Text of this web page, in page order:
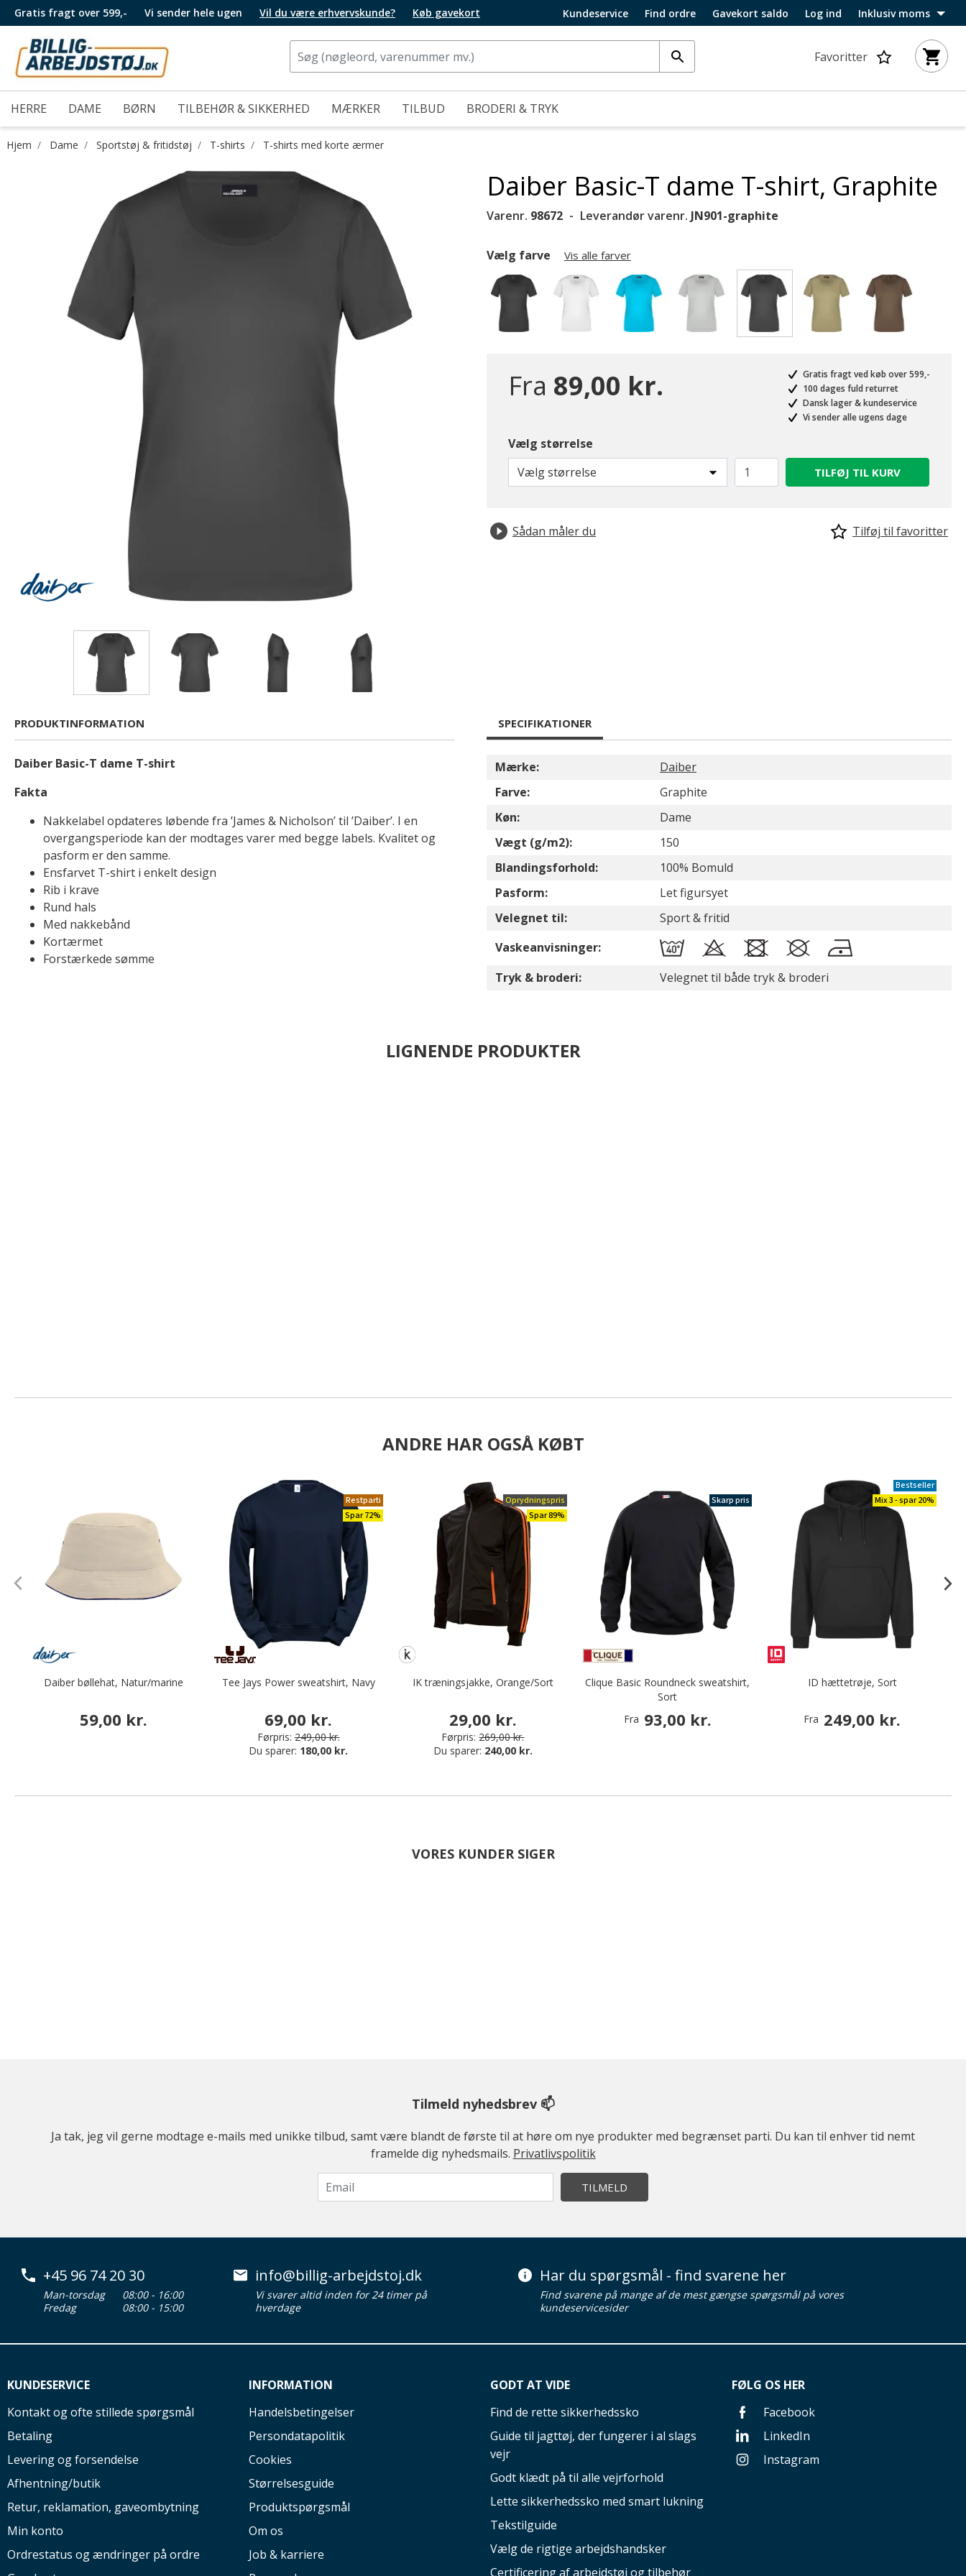
Gratis fragt over 599,- Vi sender hele ugen Vil du være erhvervskunde? Køb gavekort Kundeservice Find ordre Gavekort saldo Log ind Inklusiv moms
Favoritter
HERRE DAME BØRN TILBEHØR & SIKKERHED MÆRKER TILBUD BRODERI & TRYK
Hjem Dame Sportstøj & fritidstøj T-shirts T-shirts med korte ærmer
Daiber Basic-T dame T-shirt, Graphite
Varenr. 98672 Leverandør varenr. JN901-graphite
Vælg farve Vis alle farver
Fra 89,00 kr.
Gratis fragt ved køb over 599,-
100 dages fuld returret
Dansk lager & kundeservice
Vi sender alle ugens dage
Vælg størrelse
Vælg størrelse
TILFØJ TIL KURV
Sådan måler du Tilføj til favoritter
PRODUKTINFORMATION
Daiber Basic-T dame T-shirt
Fakta
Nakkelabel opdateres løbende fra ’James & Nicholson’ til ’Daiber’. I en
overgangsperiode kan der modtages varer med begge labels. Kvalitet og
pasform er den samme.
Ensfarvet T-shirt i enkelt design
Rib i krave
Rund hals
Med nakkebånd
Kortærmet
Forstærkede sømme
SPECIFIKATIONER
Mærke:
Daiber
Farve:
Graphite
Køn:
Dame
Vægt (g/m2):
150
Blandingsforhold:
100% Bomuld
Pasform:
Let figursyet
Velegnet til:
Sport & fritid
Vaskeanvisninger:
Tryk & broderi:
Velegnet til både tryk & broderi
LIGNENDE PRODUKTER
ANDRE HAR OGSÅ KØBT
Daiber bøllehat, Natur/marine
59,00 kr.
Restparti
Spar 72%
Tee Jays Power sweatshirt, Navy
69,00 kr.
Førpris: 249,00 kr.
Du sparer: 180,00 kr.
Oprydningspris
Spar 89%
IK træningsjakke, Orange/Sort
29,00 kr.
Førpris: 269,00 kr.
Du sparer: 240,00 kr.
Skarp pris
Clique Basic Roundneck sweatshirt,
Sort
Fra 93,00 kr.
Bestseller
Mix 3 - spar 20%
ID hættetrøje, Sort
Fra 249,00 kr.
VORES KUNDER SIGER
Tilmeld nyhedsbrev 📫
Ja tak, jeg vil gerne modtage e-mails med unikke tilbud, samt være blandt de første til at høre om nye produkter med begrænset parti. Du kan til enhver tid nemt
framelde dig nyhedsmails. Privatlivspolitik
TILMELD
+45 96 74 20 30
Man-torsdag
08:00 - 16:00
Fredag
08:00 - 15:00
info@billig-arbejdstoj.dk
Vi svarer altid inden for 24 timer på
hverdage
Har du spørgsmål - find svarene her
Find svarene på mange af de mest gængse spørgsmål på vores
kundeservicesider
KUNDESERVICE
Kontakt og ofte stillede spørgsmål
Betaling
Levering og forsendelse
Afhentning/butik
Retur, reklamation, gaveombytning
Min konto
Ordrestatus og ændringer på ordre
INFORMATION
Handelsbetingelser
Persondatapolitik
Cookies
Størrelsesguide
Produktspørgsmål
Om os
Job & karriere
GODT AT VIDE
Find de rette sikkerhedssko
Guide til jagttøj, der fungerer i al slags
vejr
Godt klædt på til alle vejrforhold
Lette sikkerhedssko med smart lukning
Tekstilguide
Vælg de rigtige arbejdshandsker
Certificering af arbejdstøj og tilbehør
FØLG OS HER
Facebook
LinkedIn
Instagram